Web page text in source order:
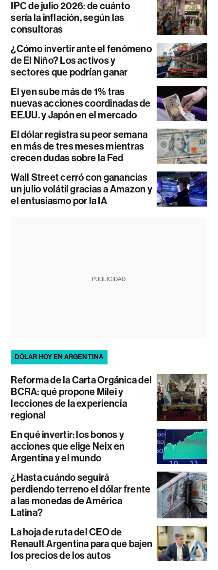
IPC de julio 2026: de cuánto
sería la inflación, según las
consultoras
¿Cómo invertir ante el fenómeno
de El Niño? Los activos y
sectores que podrían ganar
El yen sube más de 1% tras
nuevas acciones coordinadas de
EE.UU. y Japón en el mercado
El dólar registra su peor semana
en más de tres meses mientras
crecen dudas sobre la Fed
Wall Street cerró con ganancias
un julio volátil gracias a Amazon y
el entusiasmo por la IA
PUBLICIDAD
DÓLAR HOY EN ARGENTINA
Reforma de la Carta Orgánica del
BCRA: qué propone Milei y
lecciones de la experiencia
regional
En qué invertir: los bonos y
acciones que elige Neix en
Argentina y el mundo
¿Hasta cuándo seguirá
perdiendo terreno el dólar frente
a las monedas de América
Latina?
La hoja de ruta del CEO de
Renault Argentina para que bajen
los precios de los autos